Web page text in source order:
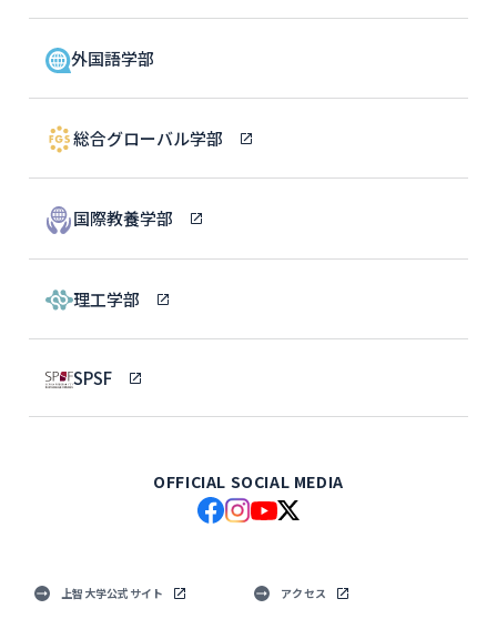
外国語学部
総合グローバル学部
国際教養学部
理工学部
SPSF
OFFICIAL SOCIAL MEDIA
上智大学公式サイト アクセス